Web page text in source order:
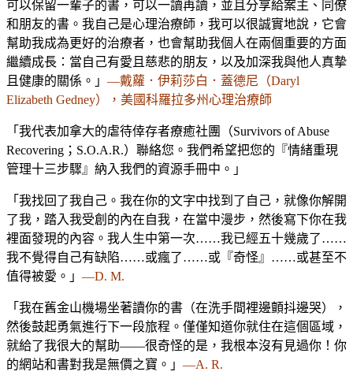
可以保留一輩子的書，可以一讀再讀，並且分享給案主、同僚
和朋友的書。我自己是心理治療師，我可以很誠實地說，它會
幫助我成為更好的治療者，也會幫助我個人在兩個重要的方面
繼續成長：當自己有愛且慈悲的朋友，以及加深我與他人真摯
且健康的關係。」 —戴蘿．伊莉莎白．蓋德尼（Daryl
Elizabeth Gedney），美國科羅拉多州心理治療師
「我代表加拿大的虐待倖存者療癒社團（Survivors of Abuse
Recovering；S.O.A.R.）聯絡您。我們希望把您的『情緒重現
管理十三步驟』納入我們的資源手冊中。」
「我找回了我自己。我在你的文字中找到了自己，就像你解開
了我，踏入我受創的內在自我，在當中漫步，然後寫下你在我
裡面發現的內容。我人生中第一次……我已經五十幾歲了……
我不覺得自己有缺陷……或瘋了……或『奇怪』……或甚至不
值得被愛。」 —D. M.
「我在舊金山機場坐著讀你的書（在洗手間裡邊顫抖邊哭），
然後鼓起勇氣進行下一段旅程。僅僅知道你就住在這個區域，
就給了我很大的幫助——很奇怪的是，我根本沒有見過你！你
的網站和書對我是無價之寶。」 —A. R.